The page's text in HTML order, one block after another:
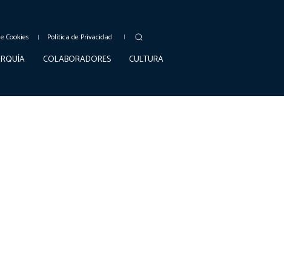
Cookies Política de Privacidad
COLABORADORES CULTURA